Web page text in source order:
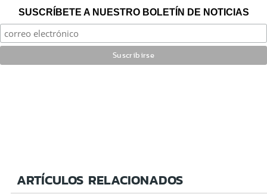
SUSCRÍBETE A NUESTRO BOLETÍN DE NOTICIAS
ARTÍCULOS RELACIONADOS